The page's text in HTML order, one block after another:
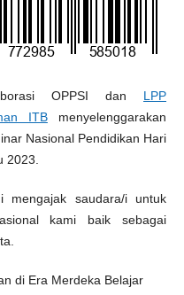
OPPSI dan LPP
ITBmenyelenggarakan
Nasional Pendidikan Hari
2023.
mengajak saudara/i untuk
kami baik sebagai
di Era Merdeka Belajar